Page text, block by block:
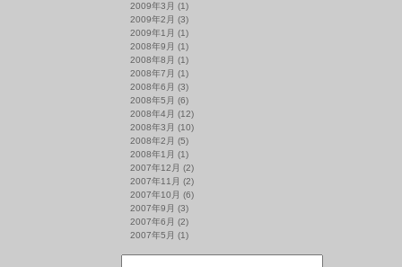
2009年3月 (1)
2009年2月 (3)
2009年1月 (1)
2008年9月 (1)
2008年8月 (1)
2008年7月 (1)
2008年6月 (3)
2008年5月 (6)
2008年4月 (12)
2008年3月 (10)
2008年2月 (5)
2008年1月 (1)
2007年12月 (2)
2007年11月 (2)
2007年10月 (6)
2007年9月 (3)
2007年6月 (2)
2007年5月 (1)